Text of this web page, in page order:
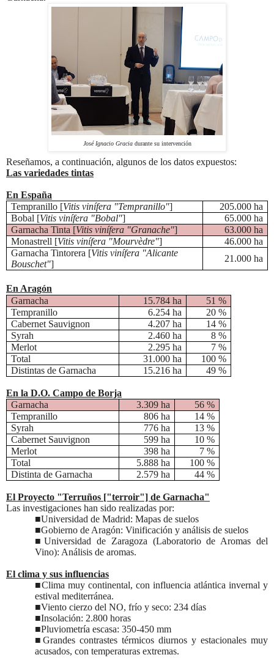
José Ignacio Graciadurante su intervención
Reseñamos, a continuación, algunos de los datos expuestos:
Las variedades tintas
En España
Tempranillo [Vitis vinífera "Tempranillo"]
205.000 ha
Bobal [Vitis vinífera "Bobal"]
65.000 ha
Garnacha Tinta [Vitis vinífera "Granache"]
63.000 ha
Monastrell [Vitis vinífera "Mourvèdre"]
46.000 ha
Garnacha Tintorera [Vitis vinífera "Alicante
Bouschet"]
21.000 ha
En Aragón
Garnacha
15.784 ha
51 %
Tempranillo
6.254 ha
20 %
Cabernet Sauvignon
4.207 ha
14 %
Syrah
2.460 ha
8 %
Merlot
2.295 ha
7 %
Total
31.000 ha
100 %
Distintas de Garnacha
15.216 ha 49 %
En la D.O. Campo de Borja
Garnacha
3.309 ha
56 %
Tempranillo
806 ha
14 %
Syrah
776 ha
13 %
Cabernet Sauvignon
599 ha
10 %
Merlot
398 ha
7 %
Total
5.888 ha
100 %
Distinta de Garnacha
2.579 ha 44 %
El Proyecto "Terruños ["terroir"] de Garnacha"
Las investigaciones han sido realizadas por:
■Universidad de Madrid: Mapas de suelos
■Gobierno de Aragón: Vinificación y análisis de suelos
■Universidad de Zaragoza (Laboratorio de Aromas del
Vino): Análisis de aromas.
El clima y sus influencias
■Clima muy continental, con influencia atlántica invernal y
estival mediterránea.
■Viento cierzo del NO, frío y seco: 234 días
■Insolación: 2.800 horas
■Pluviometría escasa: 350-450 mm
■Grandescontrastes térmicos diurnos y estacionales muy
acusados, con temperaturas extremas.